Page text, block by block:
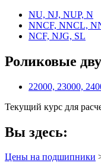
NU, NJ, NUP, N
NNCF, NNCL,
NCF, NJG, SL
Роликовые
22000, 23000,
Текущий курс для
Вы здесь:
Цены на подшипники